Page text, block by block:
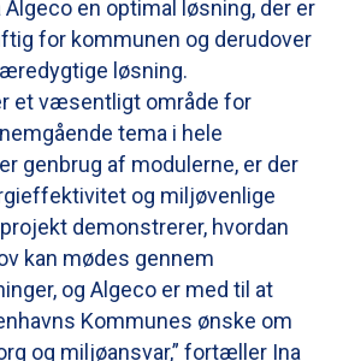
en optimal løsning, der er
for kommunen og derudover
løsning.
et væsentligt område for
tema i hele
genbrug af modulerne, er der
og miljøvenlige
demonstrerer, hvordan
kan mødes gennem
og Algeco er med til at
Kommunes ønske om
og miljøansvar,” fortæller Ina